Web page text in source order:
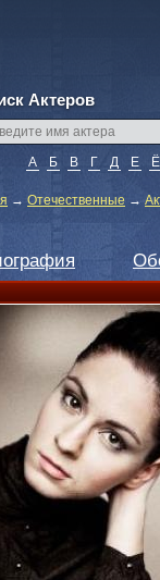
Актеров
А Б В Г Д Е Ё
→ Отечественные →